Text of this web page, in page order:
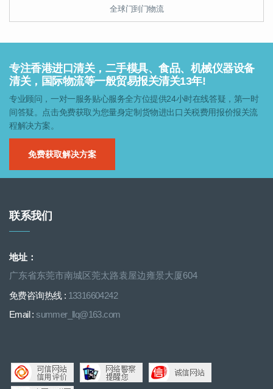
全球门到门物流
专注香港进口清关，二手模具、食品、机械仪器设备
清关，国际物流等一般贸易报关清关13年!
专业顾问，一对一服务贴心服务全方位提供24小时在线答疑，第一时
间答疑。点击免费获取为您量身定制货物进出口关税费用报价报关流
程解决方案。
免费获取解决方案
联系我们
地址：
广东省东莞市南城区莞太路袁屋边雍景大厦604
免费咨询热线 : 13316604242
Email :summer_llq@163.com